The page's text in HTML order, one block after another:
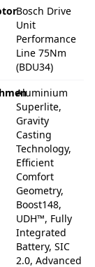
Bosch Drive
Unit
Performance
Line 75Nm
(BDU34)
Aluminium
Superlite,
Gravity
Casting
Technology,
Efficient
Comfort
Geometry,
Boost148,
UDH™, Fully
Integrated
Battery, SIC
2.0, Advanced